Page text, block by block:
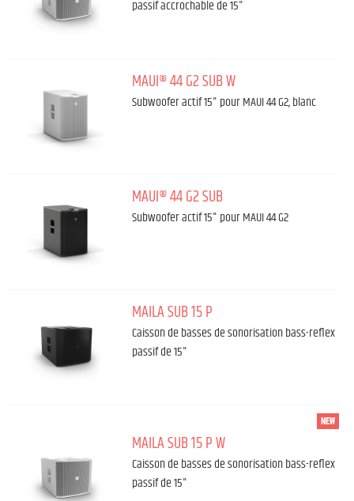
passif accrochable de 15"
MAUI® 44 G2 SUB W
Subwoofer actif 15" pour MAUI 44 G2, blanc
MAUI® 44 G2 SUB
Subwoofer actif 15" pour MAUI 44 G2
MAILA SUB 15 P
Caisson de basses de sonorisation bass-reflex
passif de 15"
NEW
MAILA SUB 15 P W
Caisson de basses de sonorisation bass-reflex
passif de 15"